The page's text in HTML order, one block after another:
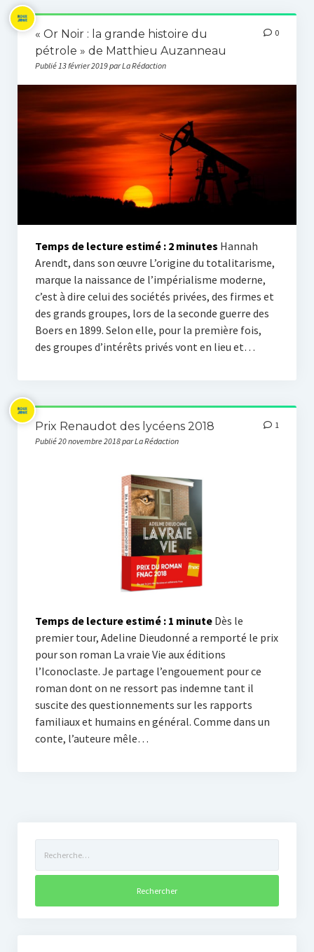
« Or Noir : la grande histoire du
pétrole » de Matthieu Auzanneau
Publié 13 février 2019 par La Rédaction
0
Temps de lecture estimé : 2 minutes Hannah
Arendt, dans son œuvre L’origine du totalitarisme,
marque la naissance de l’impérialisme moderne,
c’est à dire celui des sociétés privées, des firmes et
des grands groupes, lors de la seconde guerre des
Boers en 1899. Selon elle, pour la première fois,
des groupes d’intérêts privés vont en lieu et…
Prix Renaudot des lycéens 2018
Publié 20 novembre 2018 par La Rédaction
1
Temps de lecture estimé : 1 minuteDès le
premier tour, Adeline Dieudonné a remporté le prix
pour son roman La vraie Vie aux éditions
l’Iconoclaste. Je partage l’engouement pour ce
roman dont on ne ressort pas indemne tant il
suscite des questionnements sur les rapports
familiaux et humains en général. Comme dans un
conte, l’auteure mêle…